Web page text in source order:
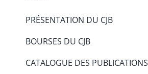
PRÉSENTATION DU CJB
BOURSES DU CJB
CATALOGUE DES PUBLICATIONS